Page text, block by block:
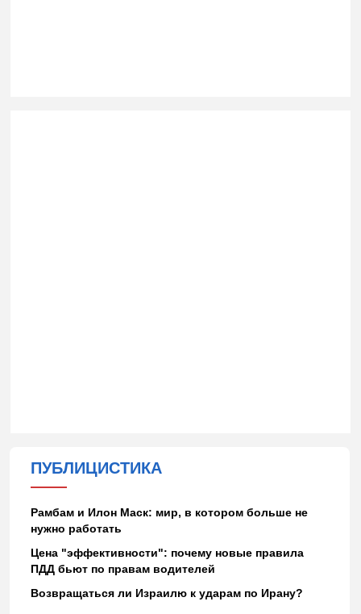
ПУБЛИЦИСТИКА
Рамбам и Илон Маск: мир, в котором больше не
нужно работать
Цена "эффективности": почему новые правила
ПДД бьют по правам водителей
Возвращаться ли Израилю к ударам по Ирану?